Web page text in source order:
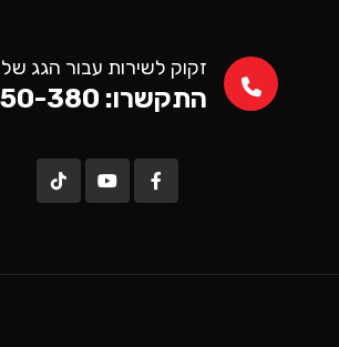
זקוק לשירות עבור הגג
התקשרו: 1800-350-380